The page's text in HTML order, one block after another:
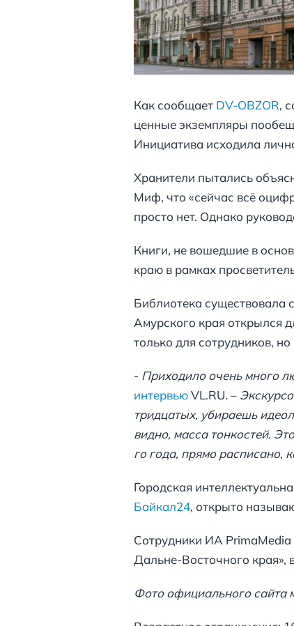
Как сообщает DV-OBZOR,
ценные экземпляры
Инициатива исходила
Хранители пытались
Миф, что «сейчас всё
просто нет. Однако
Книги, не вошедшие в
краю в рамках
Библиотека существовала
Амурского края открылся
только для сотрудников,
- Приходило очень много
интервьюVL.RU. –
тридцатых, убираешь
видно, масса тонкостей.
го года, прямо расписано,
Городская
Байкал24, открыто
Сотрудники ИА PrimaMedia
Дальне-Восточного края»,
Фото официального сайта